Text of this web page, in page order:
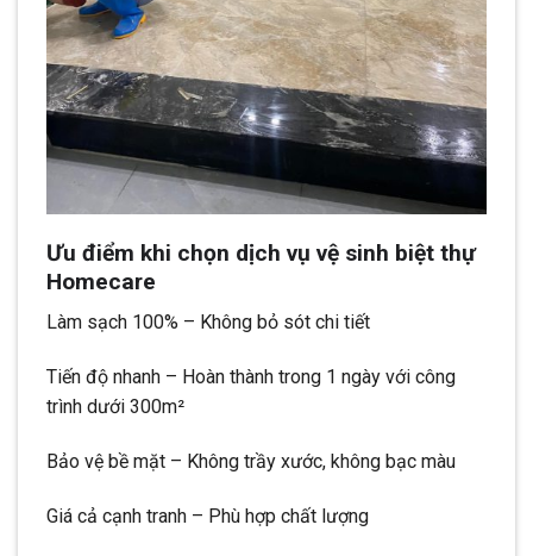
Ưu điểm khi chọn dịch vụ vệ sinh biệt thự
Homecare
Làm sạch 100% – Không bỏ sót chi tiết
Tiến độ nhanh – Hoàn thành trong 1 ngày với công
trình dưới 300m²
Bảo vệ bề mặt – Không trầy xước, không bạc màu
Giá cả cạnh tranh – Phù hợp chất lượng